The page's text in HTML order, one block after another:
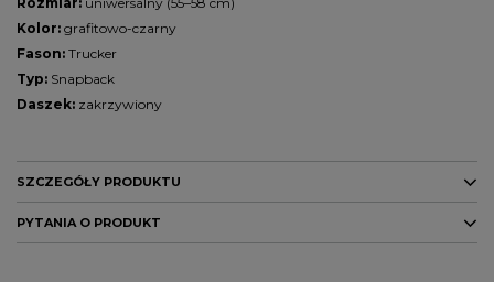
Kolor: grafitowo-czarny
Fason: Trucker
Typ: Snapback
Daszek: zakrzywiony
SZCZEGÓŁY PRODUKTU
Marka PITBULL
PYTANIA O PRODUKT